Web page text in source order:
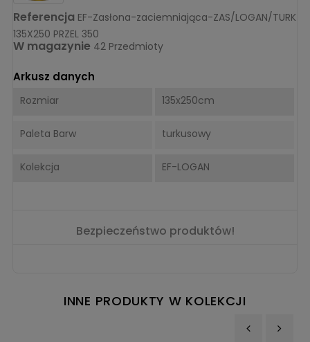
Referencja EF-Zasłona-zaciemniająca-ZAS/LOGAN/TURK
135X250 PRZEL 350
W magazynie 42 Przedmioty
Arkusz danych
Rozmiar 135x250cm
Paleta Barw turkusowy
Kolekcja EF-LOGAN
Bezpieczeństwo produktów!
INNE PRODUKTY W KOLEKCJI